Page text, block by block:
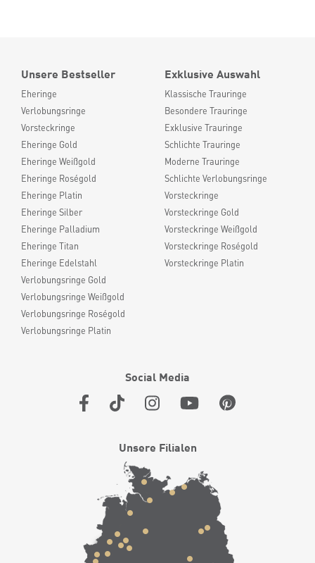
Unsere Bestseller
Eheringe
Verlobungsringe
Vorsteckringe
Eheringe Gold
Eheringe Weißgold
Eheringe Roségold
Eheringe Platin
Eheringe Silber
Eheringe Palladium
Eheringe Titan
Eheringe Edelstahl
Verlobungsringe Gold
Verlobungsringe Weißgold
Verlobungsringe Roségold
Verlobungsringe Platin
Exklusive Auswahl
Klassische Trauringe
Besondere Trauringe
Exklusive Trauringe
Schlichte Trauringe
Moderne Trauringe
Schlichte Verlobungsringe
Vorsteckringe
Vorsteckringe Gold
Vorsteckringe Weißgold
Vorsteckringe Roségold
Vorsteckringe Platin
Social Media
Unsere Filialen